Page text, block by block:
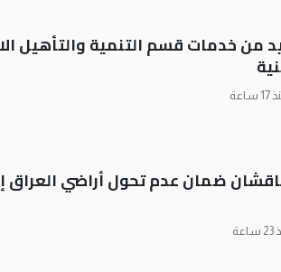
من خدمات قسم التنمية والتأهيل
ضمان عدم تحول أراضي العراق